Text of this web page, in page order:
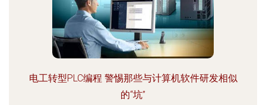
电工转型PLC编程 警惕那些与计算机软件研发相似
的“坑”